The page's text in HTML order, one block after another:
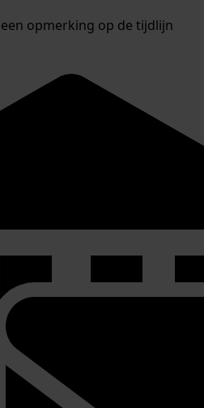
opmerking op de tijdlijn